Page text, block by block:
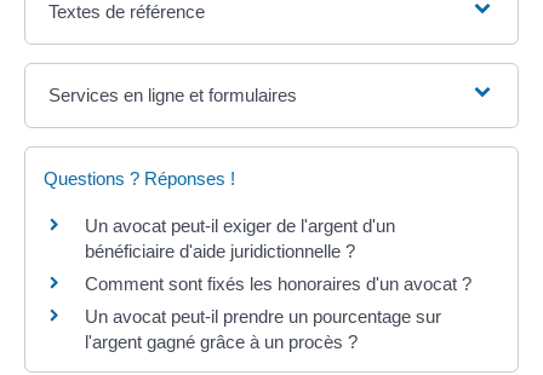
Textes de référence
Services en ligne et formulaires
Questions ? Réponses !
Un avocat peut-il exiger de l'argent d'un
bénéficiaire d'aide juridictionnelle ?
Comment sont fixés les honoraires d'un avocat ?
Un avocat peut-il prendre un pourcentage sur
l'argent gagné grâce à un procès ?